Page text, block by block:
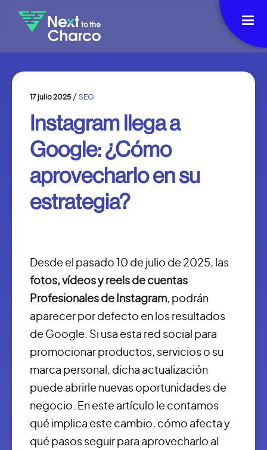
17 julio 2025 / SEO
Instagram llega a
Google: ¿Cómo
aprovecharlo en su
estrategia?
Desde el pasado 10 de julio de 2025, las
fotos, vídeos y reels de cuentas
Profesionales de Instagram, podrán
aparecer por defecto en los resultados
de Google. Si usa esta red social para
promocionar productos, servicios o su
marca personal, dicha actualización
puede abrirle nuevas oportunidades de
negocio. En este artículo le contamos
qué implica este cambio, cómo afecta y
qué pasos seguir para aprovecharlo al